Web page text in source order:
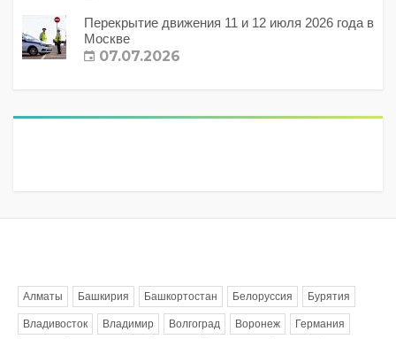
Перекрытие движения 11 и 12 июля 2026 года в
Москве
07.07.2026
Алматы Башкирия Башкортостан Белоруссия Бурятия
Владивосток Владимир Волгоград Воронеж Германия